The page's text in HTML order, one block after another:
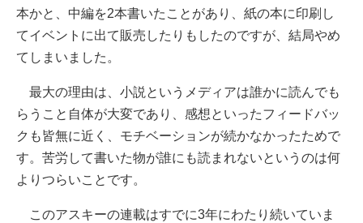
本かと、中編を2本書いたことがあり、紙の本に印刷し
てイベントに出て販売したりもしたのですが、結局やめ
てしまいました。
最大の理由は、小説というメディアは誰かに読んでも
らうこと自体が大変であり、感想といったフィードバッ
クも皆無に近く、モチベーションが続かなかったためで
す。苦労して書いた物が誰にも読まれないというのは何
よりつらいことです。
このアスキーの連載はすでに3年にわたり続いていま